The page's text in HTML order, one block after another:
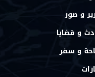
و صور
و قضايا
و سفر